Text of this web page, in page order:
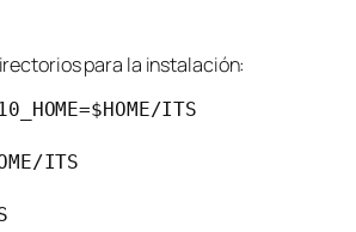
para la instalación:
ITS
ITS